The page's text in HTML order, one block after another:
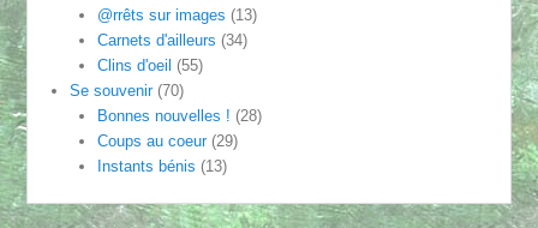
@rrêts sur images (13)
Carnets d'ailleurs (34)
Clins d'oeil (55)
Se souvenir(70)
Bonnes nouvelles ! (28)
Coups au coeur(29)
Instants bénis (13)